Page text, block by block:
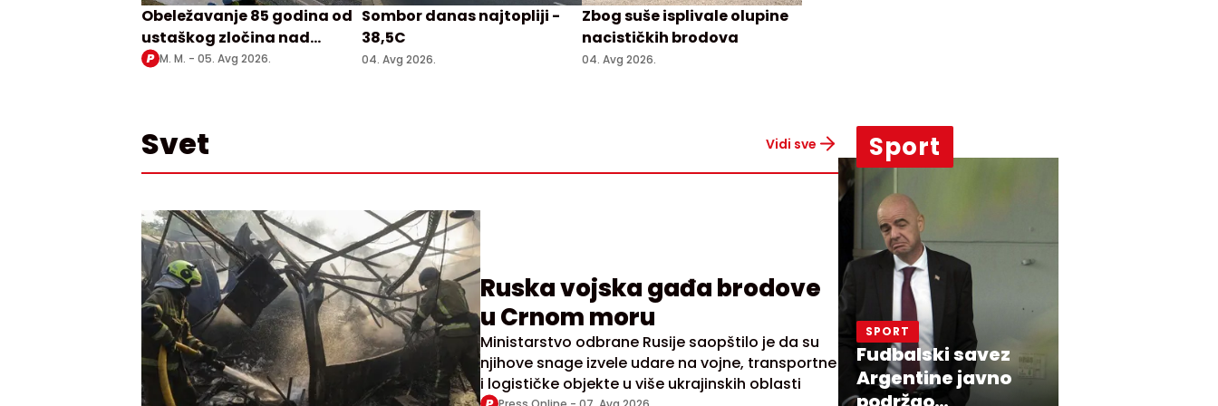
Obeležavanje 85 godina od
ustaškog zločina nad
Srbima u Prebilovcima
M. M. - 05. Avg 2026.
Sombor danas najtopliji -
38,5C
04. Avg 2026.
Zbog suše isplivale olupine
nacističkih brodova
04. Avg 2026.
Svet Vidi sve
Ruska vojska gađa brodove
u Crnom moru
Ministarstvo odbrane Rusije saopštilo je da su
njihove snage izvele udare na vojne, transportne
i logističke objekte u više ukrajinskih oblasti
Sport
SPORT
Fudbalski savez
Argentine javno